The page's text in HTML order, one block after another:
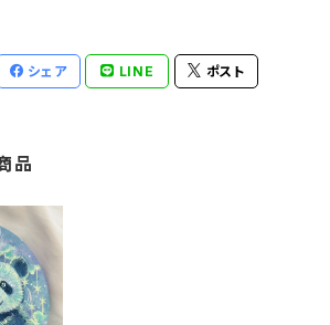
シェア LINE ポスト
品